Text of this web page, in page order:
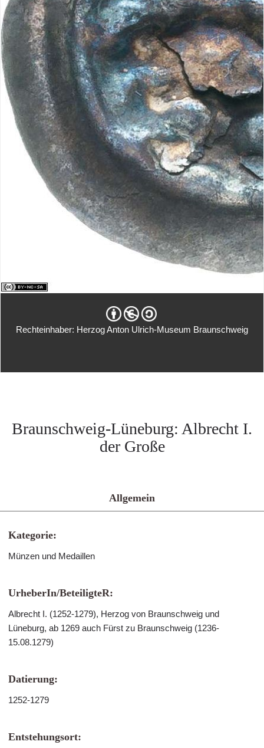
Rechteinhaber: Herzog Anton Ulrich-Museum Braunschweig
Braunschweig-Lüneburg: Albrecht I.
der Große
Allgemein
Kategorie:
Münzen und Medaillen
UrheberIn/BeteiligteR:
Albrecht I. (1252-1279), Herzog von Braunschweig und
Lüneburg, ab 1269 auch Fürst zu Braunschweig (1236-
15.08.1279)
Datierung:
1252-1279
Entstehungsort: